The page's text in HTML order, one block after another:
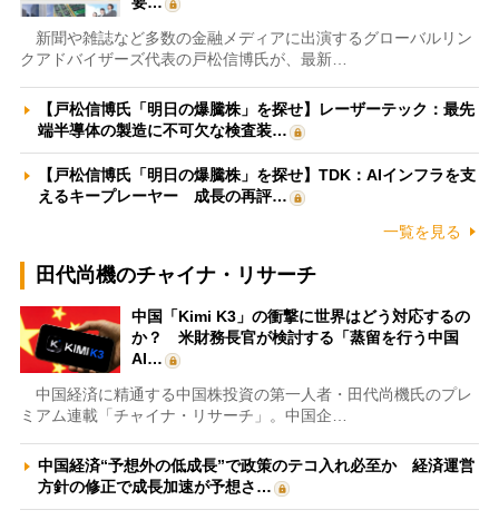
新聞や雑誌など多数の金融メディアに出演するグローバルリン
クアドバイザーズ代表の戸松信博氏が、最新…
【戸松信博氏「明日の爆騰株」を探せ】レーザーテック：最先
端半導体の製造に不可欠な検査装…
【戸松信博氏「明日の爆騰株」を探せ】TDK：AIインフラを支
えるキープレーヤー 成長の再評…
一覧を見る
田代尚機のチャイナ・リサーチ
中国「Kimi K3」の衝撃に世界はどう対応するの
か？ 米財務長官が検討する「蒸留を行う中国
AI…
中国経済に精通する中国株投資の第一人者・田代尚機氏のプレ
ミアム連載「チャイナ・リサーチ」。中国企…
中国経済“予想外の低成長”で政策のテコ入れ必至か 経済運営
方針の修正で成長加速が予想さ…